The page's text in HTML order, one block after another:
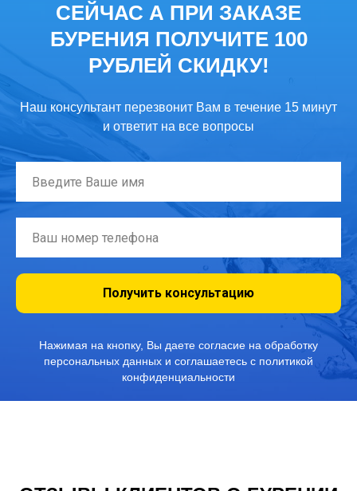
СЕЙЧАС А ПРИ ЗАКАЗЕ
БУРЕНИЯ ПОЛУЧИТЕ 100
РУБЛЕЙ СКИДКУ!
Наш консультант перезвонит Вам в течение 15 минут
и ответит на все вопросы
Получить консультацию
Нажимая на кнопку, Вы даете согласие на обработку
персональных данных и соглашаетесь с политикой
конфиденциальности